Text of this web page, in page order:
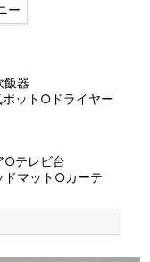
ー
飯器
ット○ドライヤー
○テレビ台
マット○カーテ